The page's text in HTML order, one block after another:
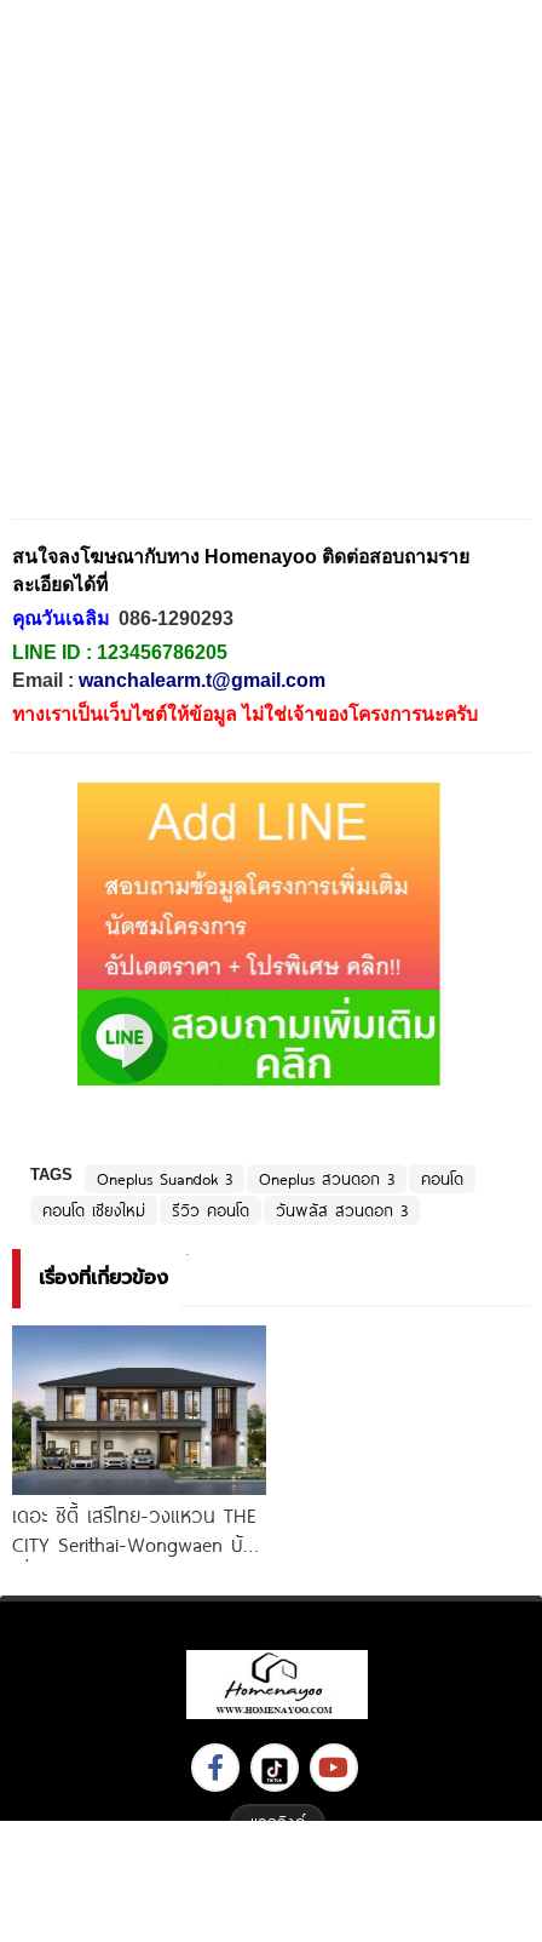
สนใจลงโฆษณากับทาง Homenayoo ติดต่อสอบถามราย
ละเอียดได้ที่
คุณวันเฉลิม 086-1290293
LINE ID : 123456786205
Email : wanchalearm.t@gmail.com
ทางเราเป็นเว็บไซต์ให้ข้อมูล ไม่ใช่เจ้าของโครงการนะครับ
TAGS Oneplus Suandok 3 Oneplus สวนดอก 3
คอนโด
คอนโด เชียงใหม่
รีวิว คอนโด วันพลัส สวนดอก 3
เรื่องที่เกี่ยวข้อง
เดอะ ซิตี้ เสรีไทย-วงแหวน THE
CITY Serithai-Wongwaen บ้าน
แลกลิงค์